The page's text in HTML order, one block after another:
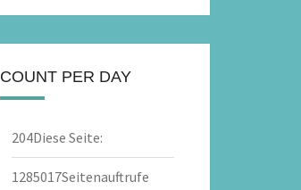
COUNT PER DAY
204Diese Seite:
1285017Seitenauftrufe